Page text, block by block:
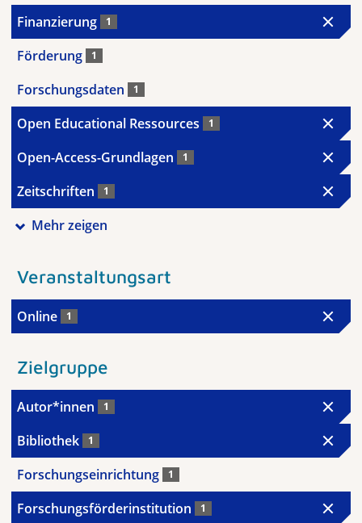
Finanzierung 1
Förderung 1
Forschungsdaten 1
Open Educational Ressources 1
Open-Access-Grundlagen 1
Zeitschriften 1
Mehr zeigen
Veranstaltungsart
Online 1
Zielgruppe
Autor*innen 1
Bibliothek 1
Forschungseinrichtung 1
Forschungsförderinstitution 1